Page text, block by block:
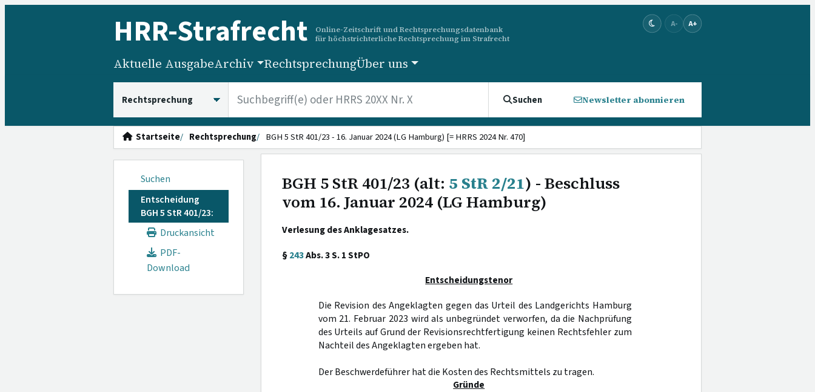
HRR-Strafrecht
Online-Zeitschrift und Rechtsprechungsdatenbank
für höchstrichterliche Rechtsprechung im Strafrecht
A- A+
Aktuelle AusgabeArchiv RechtsprechungÜber uns
Suchen Newsletter abonnieren
Startseite Rechtsprechung BGH 5 StR 401/23 - 16. Januar 2024 (LG Hamburg) [= HRRS 2024 Nr. 470]
Suchen
Entscheidung
BGH 5 StR 401/23:
Druckansicht
PDF-
Download
BGH 5 StR 401/23 (alt: 5 StR 2/21) - Beschluss
vom 16. Januar 2024 (LG Hamburg)
Verlesung des Anklagesatzes.
§243Abs. 3 S. 1 StPO
Entscheidungstenor
Die Revision des Angeklagten gegen das Urteil des Landgerichts Hamburg
vom 21. Februar 2023 wird als unbegründet verworfen, da die Nachprüfung
des Urteils auf Grund der Revisionsrechtfertigung keinen Rechtsfehler zum
Nachteil des Angeklagten ergeben hat.
Der Beschwerdeführer hat die Kosten des Rechtsmittels zu tragen.
Gründe